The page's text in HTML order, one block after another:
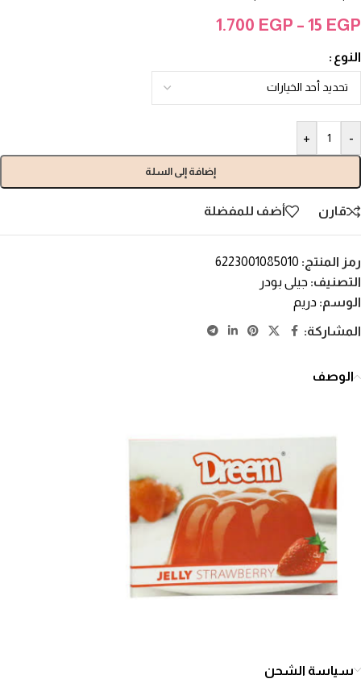
15 EGP
–
1.700 EGP
النوع
-
+
إضافة إلى السلة
قارن أضف للمفضلة
رمز المنتج: 6223001085010
التصنيف: جيلى بودر
الوسم: دريم
المشاركة:
الوصف
سياسة الشحن